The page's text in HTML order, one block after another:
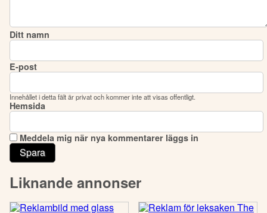
Ditt namn
E-post
Innehållet i detta fält är privat och kommer inte att visas offentligt.
Hemsida
Meddela mig när nya kommentarer läggs in
Liknande annonser